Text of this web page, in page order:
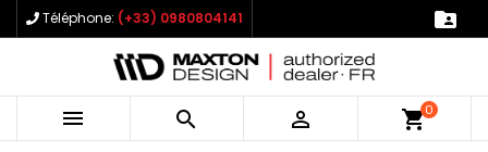
Téléphone: (+33) 0980804141 
   shopping_cart0